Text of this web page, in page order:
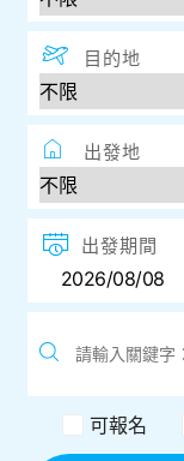
目的地
出發地
出發期間
可報名